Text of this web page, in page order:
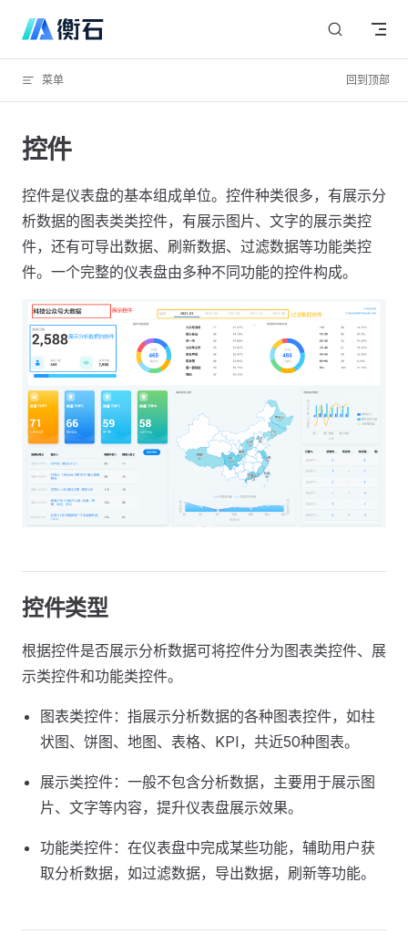
Skip to content
菜单 回到顶部
控件
控件是仪表盘的基本组成单位。控件种类很多，有展示分
析数据的图表类类控件，有展示图片、文字的展示类控
件，还有可导出数据、刷新数据、过滤数据等功能类控
件。一个完整的仪表盘由多种不同功能的控件构成。
控件类型
根据控件是否展示分析数据可将控件分为图表类控件、展
示类控件和功能类控件。
图表类控件：指展示分析数据的各种图表控件，如柱
状图、饼图、地图、表格、KPI，共近50种图表。
展示类控件：一般不包含分析数据，主要用于展示图
片、文字等内容，提升仪表盘展示效果。
功能类控件：在仪表盘中完成某些功能，辅助用户获
取分析数据，如过滤数据，导出数据，刷新等功能。